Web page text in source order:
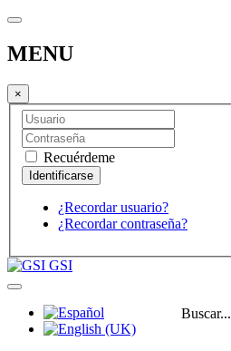
MENU
×
Recuérdeme
¿Recordar usuario?
¿Recordar contraseña?
GSI
Buscar...